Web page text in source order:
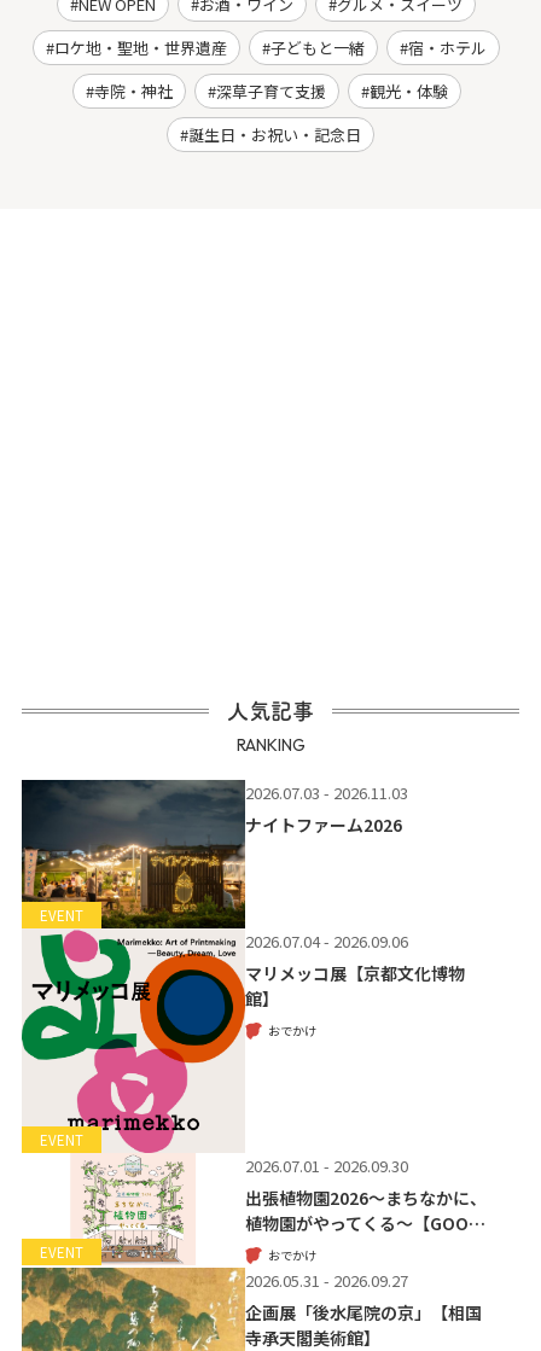
ロケ地・聖地・世界遺産
子どもと一緒
宿・ホテル
寺院・神社
深草子育て支援
観光・体験
誕生日・お祝い・記念日
人気記事
RANKING
EVENT
2026.07.03 - 2026.11.03
ナイトファーム2026
EVENT
2026.07.04 - 2026.09.06
マリメッコ展【京都文化博物
館】
おでかけ
EVENT
2026.07.01 - 2026.09.30
出張植物園2026～まちなかに、
植物園がやってくる～【GOO…
おでかけ
2026.05.31 - 2026.09.27
企画展「後水尾院の京」【相国
寺承天閣美術館】